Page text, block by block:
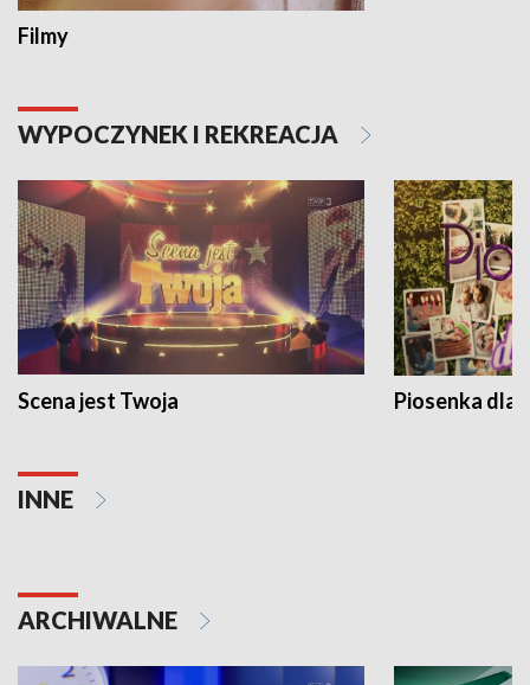
Filmy
WYPOCZYNEK I REKREACJA
Scena jest Twoja Piosenka dla
INNE
ARCHIWALNE